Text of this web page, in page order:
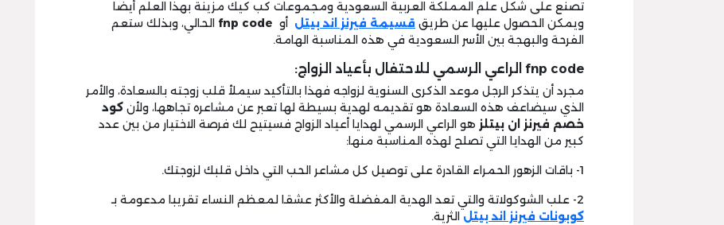
تصنع على شكل علم المملكة العربية السعودية ومجموعات كب كيك مزينة بهذا العلم أيضا
ويمكن الحصول عليها عن طريق قسيمة فيرنز اند بيتل أو fnp code الحالي، وبذلك ستعم
الفرحة والبهجة بين الأسر السعودية في هذه المناسبة الهامة.
fnp code الراعي الرسمي للاحتفال بأعياد الزواج:
مجرد أن يتذكر الرجل موعد الذكرى السنوية لزواجه فهذا بالتأكيد سيملأ قلب زوجته بالسعادة، والأمر
الذي سيضاعف هذه السعادة هو تقديمه لهدية بسيطة لها تعبر عن مشاعره تجاهها، ولأن كود
خصم فيرنز ان بيتلز هو الراعي الرسمي لهدايا أعياد الزواج فسيتيح لك فرصة الاختيار من بين عدد
كبير من الهدايا التي تصلح لهذه المناسبة منها:
1- باقات الزهور الحمراء القادرة على توصيل كل مشاعر الحب التي داخل قلبك لزوجتك.
2- علب الشوكولاتة والتي تعد الهدية المفضلة والأكثر عشقا لمعظم النساء تقريبا مدعومة بـ
كوبونات فيرنز اند بيتل الثرية.